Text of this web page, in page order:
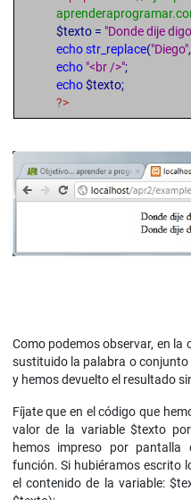
$texto = "Donde dije
echo str_replace("Diego",
echo "<br />";
echo$texto;
?>
Como podemos observar, en la
sustituido la palabra o conjunto
y hemos devuelto el resultado
Fíjate que en el código que
valor de la variable $texto
hemos impreso por pantalla
función. Si hubiéramos escrito
el contenido de la variable: